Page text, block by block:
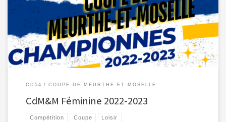
[…]
CD54 COUPE DE MEURTHE-ET-MOSELLE
CdM&M Féminine 2022-2023
Compétition Coupe Loisir